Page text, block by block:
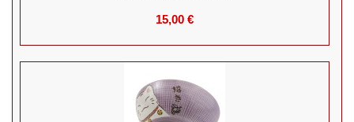
15,00 €